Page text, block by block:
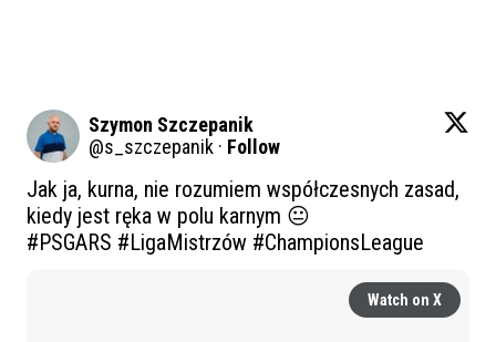
Szymon Szczepanik
@s_szczepanik · Follow
Jak ja, kurna, nie rozumiem współczesnych zasad,
#PSGARS #LigaMistrzów #ChampionsLeague
Watch on X